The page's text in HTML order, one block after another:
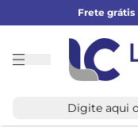
Frete grátis
Linha